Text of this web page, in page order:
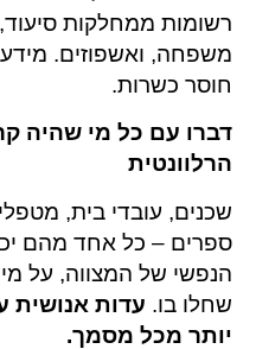
רשומות ממחלקות סיעוד,
משפחה, ואשפוזים.
חוסר כשרות.
דברו עם כל מי שהיה
הרלוונטית
שכנים, עובדי בית,
ספרים – כל אחד מהם
הנפשי של המצווה, על מי
שחלו בו. עדות אנושית
יותר מכל מסמך.